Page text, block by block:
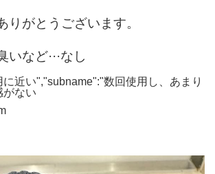
りがとうございます。
など···なし
に近い","subname":"数回使用し、あまり
がない